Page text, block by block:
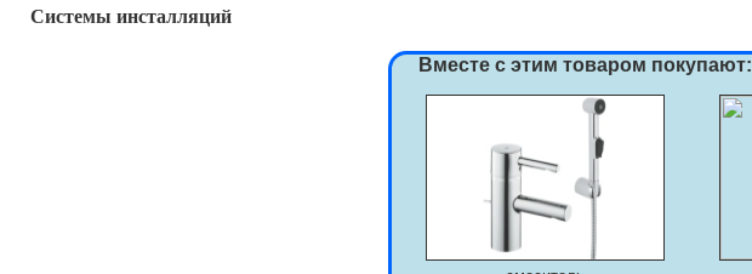
Системы инсталляций
Вместе с этим товаром покупают: